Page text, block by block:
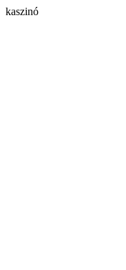
kaszinó